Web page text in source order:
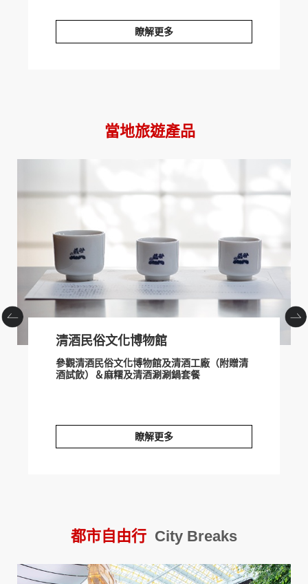
瞭解更多
prev next
當地旅遊產品
清酒民俗文化博物館
參觀清酒民俗文化博物館及清酒工廠（附贈清
酒試飲）＆麻糬及清酒涮涮鍋套餐
瞭解更多
都市自由行 City Breaks